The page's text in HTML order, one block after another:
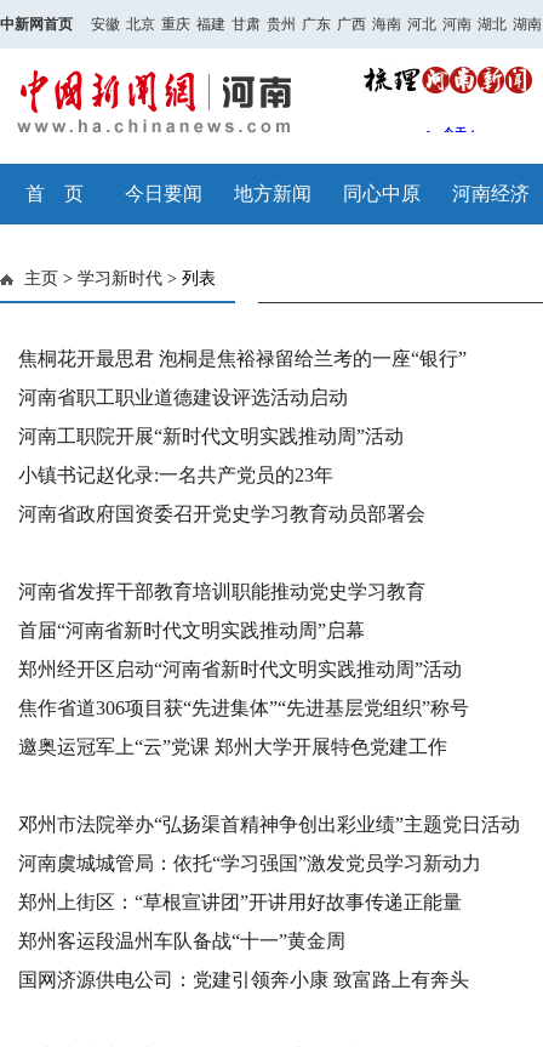
中新网首页 安徽 北京 重庆 福建 甘肃 贵州 广东 广西 海南 河北 河南 湖北 湖南
首 页 今日要闻 地方新闻 同心中原 河南经济
主页 > 学习新时代 > 列表
焦桐花开最思君 泡桐是焦裕禄留给兰考的一座“银行”
河南省职工职业道德建设评选活动启动
河南工职院开展“新时代文明实践推动周”活动
小镇书记赵化录:一名共产党员的23年
河南省政府国资委召开党史学习教育动员部署会
河南省发挥干部教育培训职能推动党史学习教育
首届“河南省新时代文明实践推动周”启幕
郑州经开区启动“河南省新时代文明实践推动周”活动
焦作省道306项目获“先进集体”“先进基层党组织”称号
邀奥运冠军上“云”党课 郑州大学开展特色党建工作
邓州市法院举办“弘扬渠首精神争创出彩业绩”主题党日活动
河南虞城城管局：依托“学习强国”激发党员学习新动力
郑州上街区：“草根宣讲团”开讲用好故事传递正能量
郑州客运段温州车队备战“十一”黄金周
国网济源供电公司：党建引领奔小康 致富路上有奔头